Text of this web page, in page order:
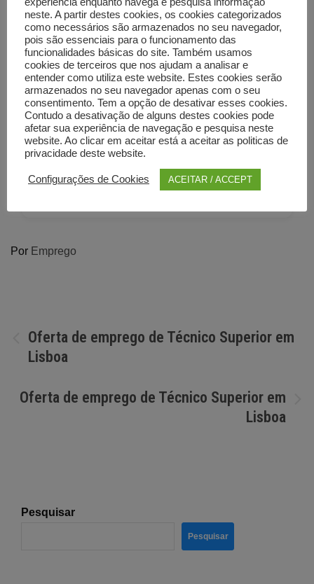
−
Por Emprego
Navegação
de
artigos
Oferta de emprego de Técnico Superior em
Lisboa
Oferta de emprego de Técnico Superior em
Lisboa
Pesquisar
Pesquisar
neste. A partir destes cookies, os cookies categorizados
como necessários são armazenados no seu navegador,
pois são essenciais para o funcionamento das
funcionalidades básicas do site. Também usamos
cookies de terceiros que nos ajudam a analisar e
entender como utiliza este website. Estes cookies serão
armazenados no seu navegador apenas com o seu
consentimento. Tem a opção de desativar esses cookies.
Contudo a desativação de alguns destes cookies pode
afetar sua experiência de navegação e pesquisa neste
website. Ao clicar em aceitar está a aceitar as politicas de
privacidade deste website.
Configurações de Cookies ACEITAR / ACCEPT